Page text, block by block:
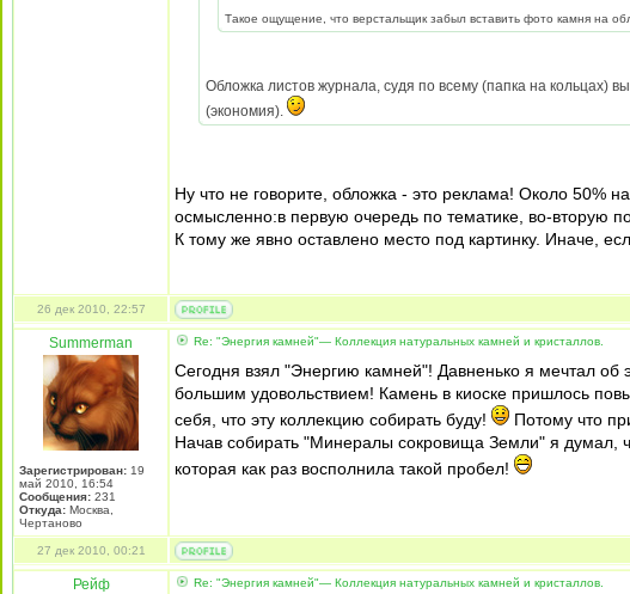
Такое ощущение, что верстальщик забыл вставить фото камня на
Обложка листов журнала, судя по всему (папка на кольцах)
(экономия).
Ну что не говорите, обложка - это реклама! Около 50%
осмысленно:в первую очередь по тематике, во-вторую
К тому же явно оставлено место под картинку. Иначе,
26 дек 2010, 22:57
Summerman
Зарегистрирован: 19
май 2010, 16:54
Сообщения: 231
Откуда: Москва,
Чертаново
Re: "Энергия камней"— Коллекция натуральных камней и кристаллов.
Сегодня взял "Энергию камней"! Давненько я мечтал
большим удовольствием! Камень в киоске пришлось
себя, что эту коллекцию собирать буду!
Потому что
Начав собирать "Минералы сокровища Земли" я думал,
которая как раз восполнила такой пробел!
27 дек 2010, 00:21
Рейф Re: "Энергия камней"— Коллекция натуральных камней и кристаллов.